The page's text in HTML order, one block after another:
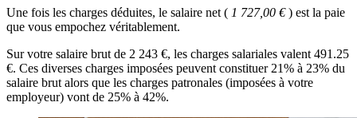
Une fois les charges déduites, le salaire net ( 1 727,00 €) est la paie
que vous empochez véritablement.
Sur votre salaire brut de 2 243 €, les charges salariales valent 491.25
€. Ces diverses charges imposées peuvent constituer 21% à 23% du
salaire brut alors que les charges patronales (imposées à votre
employeur) vont de 25% à 42%.